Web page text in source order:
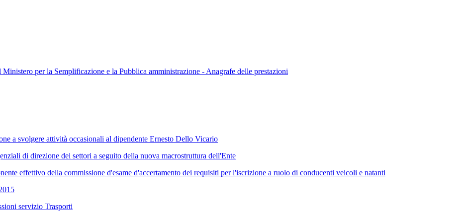
per la Semplificazione e la Pubblica amministrazione - Anagrafe delle prestazioni
a svolgere attività occasionali al dipendente Ernesto Dello Vicario
di direzione dei settori a seguito della nuova macrostruttura dell'Ente
effettivo della commissione d'esame d'accertamento dei requisiti per l'iscrizione a ruolo di conducenti veicoli e natanti
servizio Trasporti